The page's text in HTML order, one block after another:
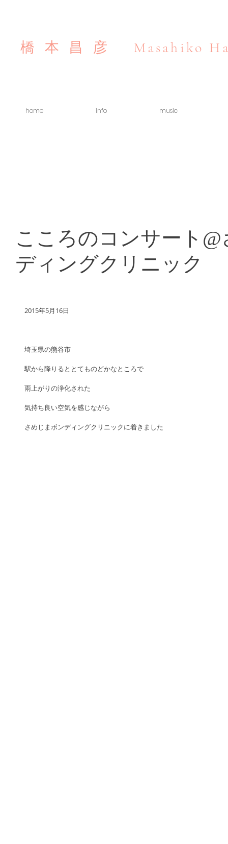
橋本昌彦 Masahiko
home info music
こころのコンサート
ディングクリニック
2015年5月16日
埼玉県の熊谷市
駅から降りるととてものどかなところで
雨上がりの浄化された
気持ち良い空気を感じながら
さめじまボンディングクリニックに着きました